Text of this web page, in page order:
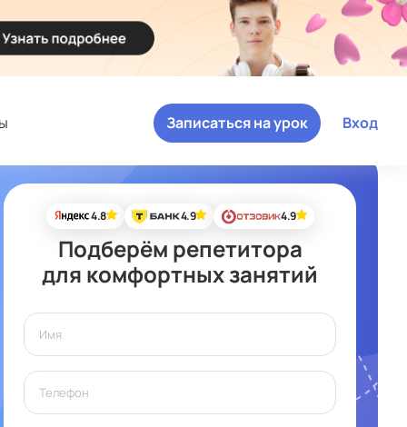
Вход
Записаться на урок
4.8 4.9 4.9
Подберём репетитора
для комфортных занятий